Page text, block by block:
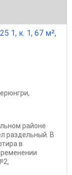
1, к. 1, 67 м²,
,
районе
раздельный. В
в